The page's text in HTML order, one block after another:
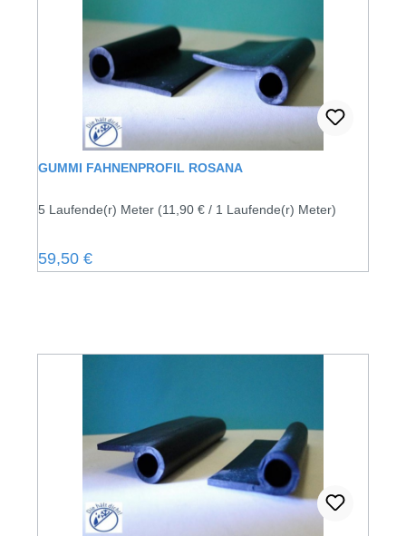
GUMMI FAHNENPROFIL ROSANA
5 Laufende(r) Meter (11,90 € / 1 Laufende(r) Meter)
Regulärer Preis:
59,50 €